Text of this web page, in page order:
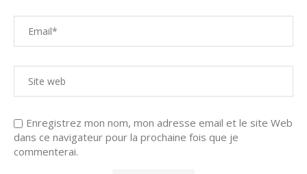
Enregistrez mon nom, mon adresse email et le site Web
dans ce navigateur pour la prochaine fois que je
commenterai.